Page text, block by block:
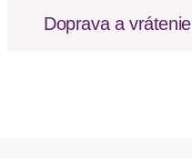
Ärmellos. V-Ausschnitt.
vorn. Shorts mit
Doprava a vrátenie